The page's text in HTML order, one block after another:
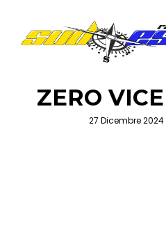
ZERO
27 Dicembre 2024